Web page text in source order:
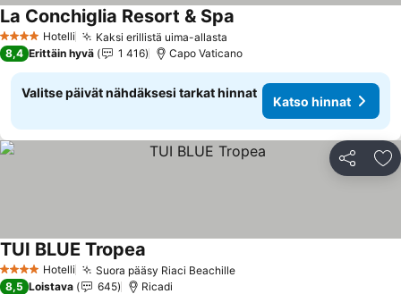
4 Tähtiluokitus
Hotelli Kaksi erillistä uima-allasta
La Conchiglia Resort & Spa
8,4 Erittäin hyvä 1 416 Capo Vaticano
Valitse päivät nähdäksesi tarkat hinnat
Katso hinnat
Jaa
4 Tähtiluokitus
Hotelli Suora pääsy Riaci Beachille
TUI BLUE Tropea
8,5 Loistava 645 Ricadi